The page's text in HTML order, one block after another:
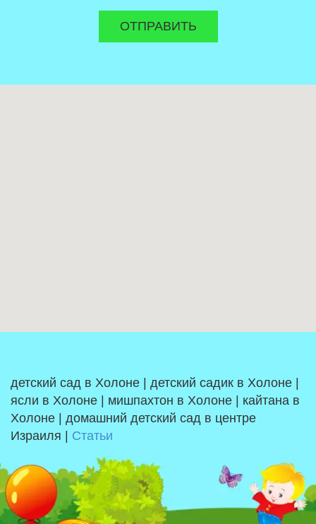
детский сад в Холоне | детский садик в Холоне |
ясли в Холоне | мишпахтон в Холоне | кайтана в
Холоне | домашний детский сад в центре
Израиля | Статьи